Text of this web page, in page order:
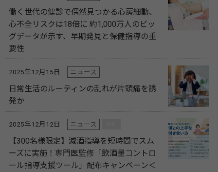
働く世代の健診で偶然見つかる心房細動、
心不全リスクは18倍に 約1,000万人のビッ
グデータが示す、早期発見と保健指導の重
要性
2025年12月15日 ニュース
日常生活のルーティンの乱れが片頭痛を誘
発か
2025年12月12日 ニュース
【300名様限定】減酒指導を短時間でスム
ーズに実施！専門医監修「飲酒量コントロ
ール指導支援ツール」配布キャンペーン＜